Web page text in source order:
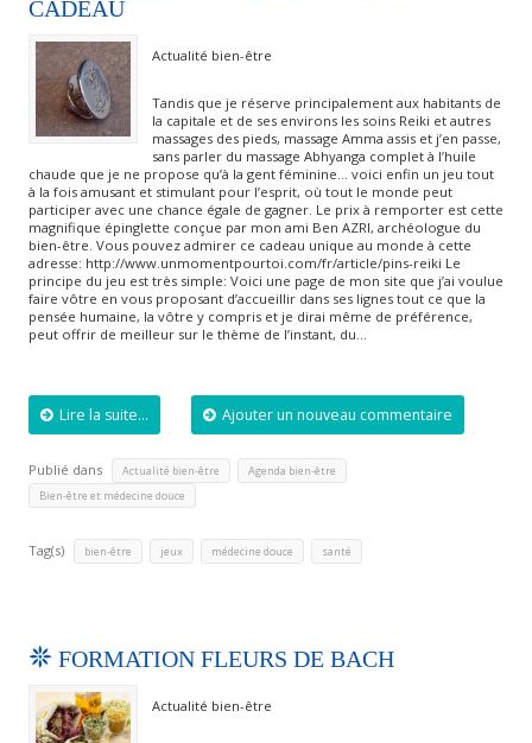
CADEAU
Actualité bien-être
Tandis que je réserve principalement aux habitants de
la capitale et de ses environs les soins Reiki et autres
massages des pieds, massage Amma assis et j’en passe,
sans parler du massage Abhyanga complet à l’huile
chaude que je ne propose qu’à la gent féminine… voici enfin un jeu tout
à la fois amusant et stimulant pour l’esprit, où tout le monde peut
participer avec une chance égale de gagner. Le prix à remporter est cette
magnifique épinglette conçue par mon ami Ben AZRI, archéologue du
bien-être. Vous pouvez admirer ce cadeau unique au monde à cette
adresse: http://www.unmomentpourtoi.com/fr/article/pins-reiki Le
principe du jeu est très simple: Voici une page de mon site que j’ai voulue
faire vôtre en vous proposant d’accueillir dans ses lignes tout ce que la
pensée humaine, la vôtre y compris et je dirai même de préférence,
peut offrir de meilleur sur le thème de l’instant, du…
Lire la suite... Ajouter un nouveau commentaire
Publié dans Actualité bien-être Agenda bien-être
Bien-être et médecine douce
Tag(s) bien-être jeux médecine douce santé
FORMATION FLEURS DE BACH
Actualité bien-être